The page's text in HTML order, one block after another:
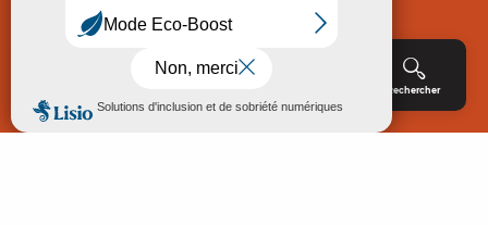
Rechercher
Accessibilité : non conforme